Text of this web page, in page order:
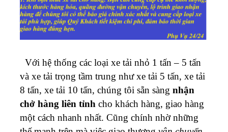
Với hệ thống các loại xe tải nhỏ 1 tấn – 5 tấn
và xe tải trọng tầm trung như xe tải 5 tấn, xe tải
8 tấn, xe tải 10 tấn, chúng tôi sẵn sàng nhận
chở hàng liên tỉnh cho khách hàng, giao hàng
một cách nhanh nhất. Cũng chính nhờ những